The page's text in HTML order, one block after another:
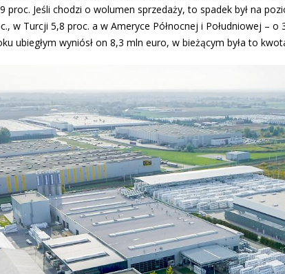
proc. Jeśli chodzi o wolumen sprzedaży, to spadek był na
w Turcji 5,8 proc. a w Ameryce Północnej i Południowej – o
ubiegłym wyniósł on 8,3 mln euro, w bieżącym była to